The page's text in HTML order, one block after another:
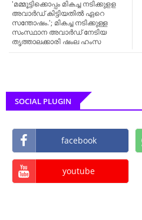
'മമ്മൂട്ടിക്കൊപ്പം മികച്ച നടിക്കുളള
അവാർഡ് കിട്ടിയതിൽ ഏറെ
സന്തോഷം.'; മികച്ച നടിക്കുള്ള
സംസ്ഥാന അവാർഡ് നേടിയ
തൃത്താലക്കാരി ഷംല ഹംസ
SOCIAL PLUGIN
facebook
youtube